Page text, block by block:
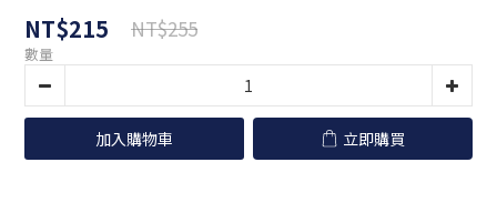
NT$215 NT$255
數量
加入購物車 立即購買